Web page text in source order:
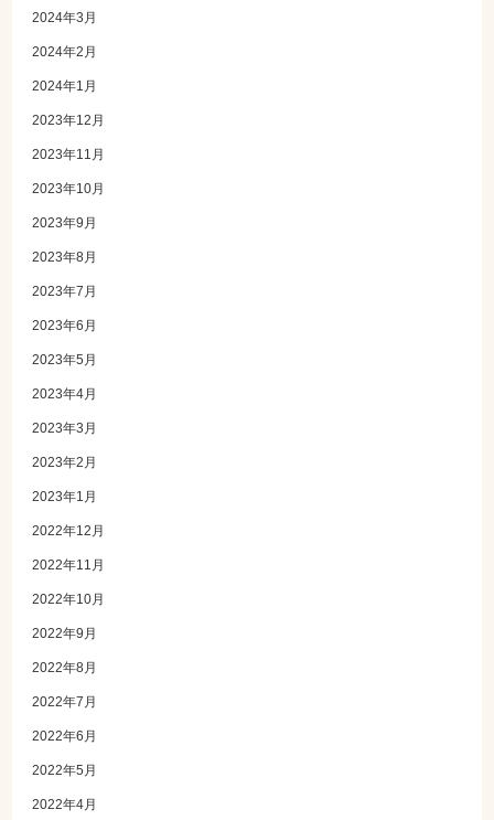
2024年3月
2024年2月
2024年1月
2023年12月
2023年11月
2023年10月
2023年9月
2023年8月
2023年7月
2023年6月
2023年5月
2023年4月
2023年3月
2023年2月
2023年1月
2022年12月
2022年11月
2022年10月
2022年9月
2022年8月
2022年7月
2022年6月
2022年5月
2022年4月